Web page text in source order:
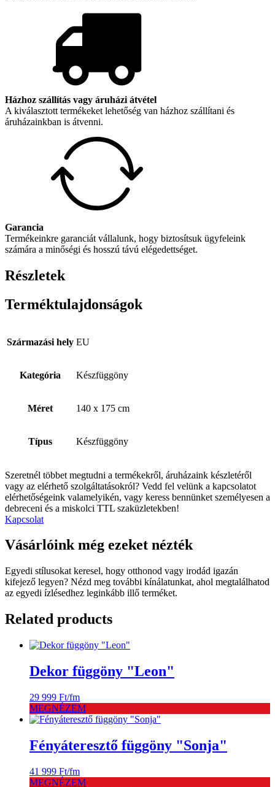
Házhoz szállítás vagy áruházi átvétel
A kiválasztott termékeket lehetőség van házhoz szállítani és
áruházainkban is átvenni.
Garancia
Termékeinkre garanciát vállalunk, hogy biztosítsuk ügyfeleink
számára a minőségi és hosszú távú elégedettséget.
Részletek
Terméktulajdonságok
Származási hely EU
Kategória Készfüggöny
Méret 140 x 175 cm
Típus Készfüggöny
Szeretnél többet megtudni a termékekről, áruházaink készletéről
vagy az elérhető szolgáltatásokról? Vedd fel velünk a kapcsolatot
elérhetőségeink valamelyikén, vagy keress bennünket személyesen a
debreceni és a miskolci TTL szaküzletekben!
Kapcsolat
Vásárlóink még ezeket nézték
Egyedi stílusokat keresel, hogy otthonod vagy irodád igazán
kifejező legyen? Nézd meg további kínálatunkat, ahol megtalálhatod
az egyedi ízlésedhez leginkább illő terméket.
Related products
Dekor függöny "Leon"
29 999 Ft/fm
MEGNÉZEM
Fényáteresztő függöny "Sonja"
41 999 Ft/fm
MEGNÉZEM